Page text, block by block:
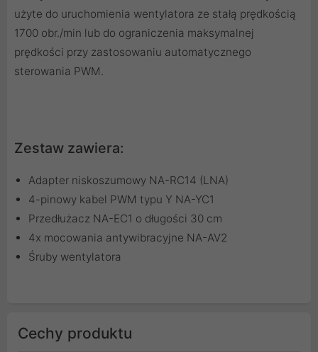
użyte do uruchomienia wentylatora ze stałą prędkością
1700 obr./min lub do ograniczenia maksymalnej
prędkości przy zastosowaniu automatycznego
sterowania PWM.
Zestaw zawiera:
Adapter niskoszumowy NA-RC14 (LNA)
4-pinowy kabel PWM typu Y NA-YC1
Przedłużacz NA-EC1 o długości 30 cm
4x mocowania antywibracyjne NA-AV2
Śruby wentylatora
Cechy produktu